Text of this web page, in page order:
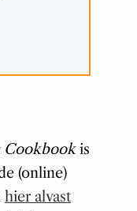
Cookbookis
(online)
hier alvast